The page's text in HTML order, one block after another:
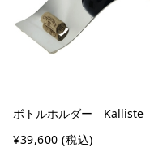
ボトルホルダー Kalliste
¥39,600 (税込)